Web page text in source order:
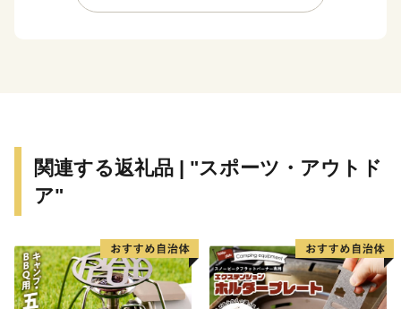
関連する返礼品 | "スポーツ・アウトド
ア"